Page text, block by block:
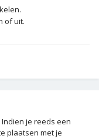
of uit.
je reeds een
plaatsen met je